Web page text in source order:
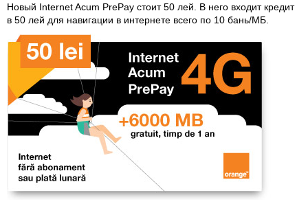
Новый Internet Acum PrePay стоит 50 лей. В него входит кредит
в 50 лей для навигации в интернете всего по 10 бань/MБ.